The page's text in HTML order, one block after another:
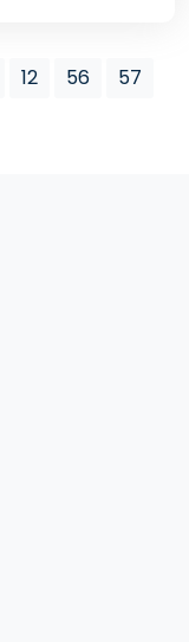
12 56 57